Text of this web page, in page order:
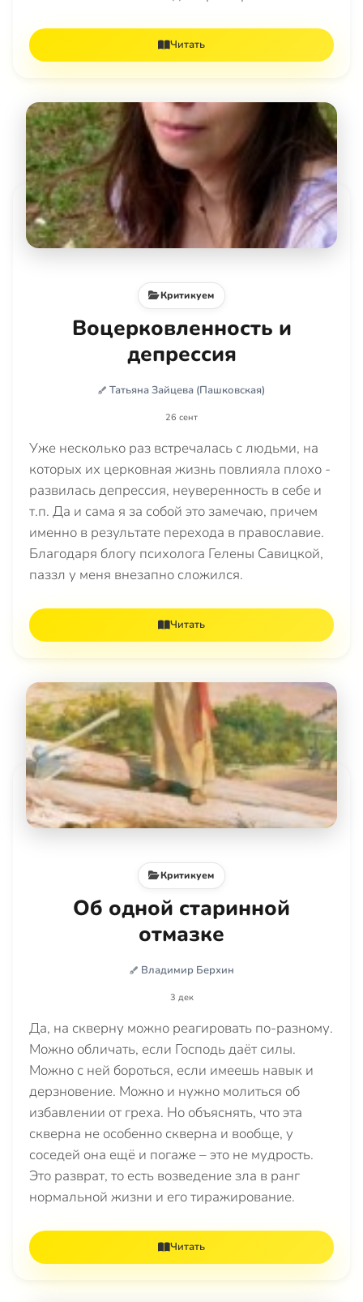
Читать
Критикуем
Воцерковленность и
депрессия
Татьяна Зайцева (Пашковская)
26 сент
Уже несколько раз встречалась с людьми, на
которых их церковная жизнь повлияла плохо -
развилась депрессия, неуверенность в себе и
т.п. Да и сама я за собой это замечаю, причем
именно в результате перехода в православие.
Благодаря блогу психолога Гелены Савицкой,
паззл у меня внезапно сложился.
Читать
Критикуем
Об одной старинной
отмазке
Владимир Берхин
3 дек
Да, на скверну можно реагировать по-разному.
Можно обличать, если Господь даёт силы.
Можно с ней бороться, если имеешь навык и
дерзновение. Можно и нужно молиться об
избавлении от греха. Но объяснять, что эта
скверна не особенно скверна и вообще, у
соседей она ещё и погаже – это не мудрость.
Это разврат, то есть возведение зла в ранг
нормальной жизни и его тиражирование.
Читать